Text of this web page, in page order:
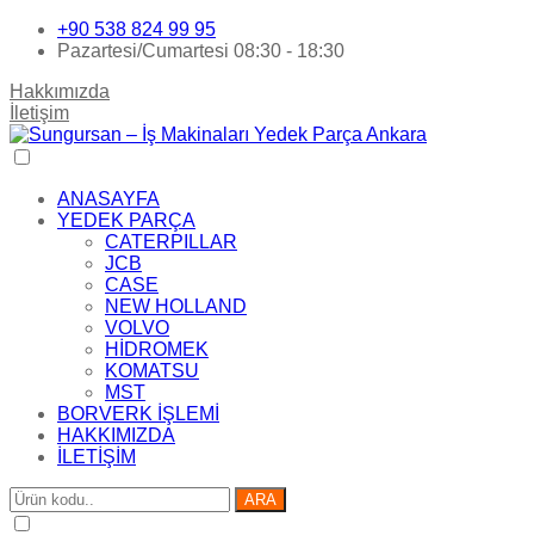
+90 538 824 99 95
Pazartesi/Cumartesi 08:30 - 18:30
Hakkımızda
İletişim
ANASAYFA
YEDEK PARÇA
CATERPILLAR
JCB
CASE
NEW HOLLAND
VOLVO
HİDROMEK
KOMATSU
MST
BORVERK İŞLEMİ
HAKKIMIZDA
İLETİŞİM
ARA